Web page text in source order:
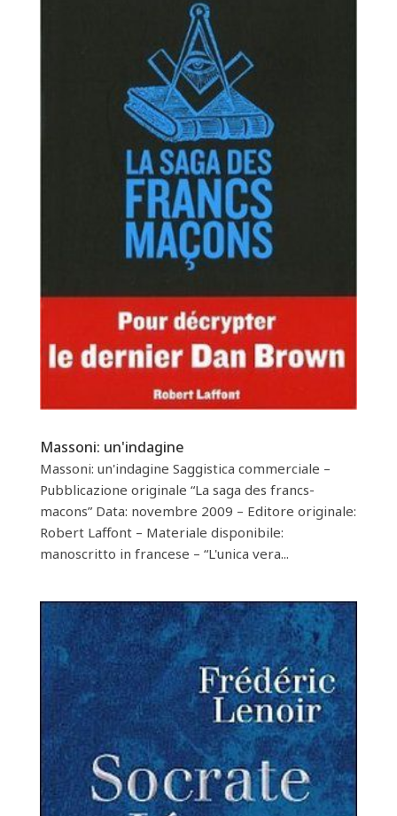
Massoni: un'indagine
Massoni: un'indagine Saggistica commerciale –
Pubblicazione originale “La saga des francs-
macons” Data: novembre 2009 – Editore originale:
Robert Laffont – Materiale disponibile:
manoscritto in francese – “L'unica vera...